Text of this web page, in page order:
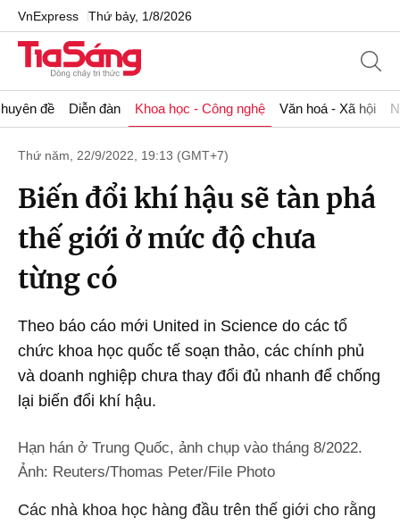
VnExpress Thứ bảy, 1/8/2026
đề Diễn đàn Khoa học - Công nghệ Văn hoá - Xã hội
Thứ năm, 22/9/2022, 19:13 (GMT+7)
Biến đổi khí hậu sẽ tàn phá
thế giới ở mức độ chưa
từng có
Theo báo cáo mới United in Science do các tổ
chức khoa học quốc tế soạn thảo, các chính phủ
và doanh nghiệp chưa thay đổi đủ nhanh để chống
lại biến đổi khí hậu.
Hạn hán ở Trung Quốc, ảnh chụp vào tháng 8/2022.
Ảnh: Reuters/Thomas Peter/File Photo
Các nhà khoa học hàng đầu trên thế giới cho rằng